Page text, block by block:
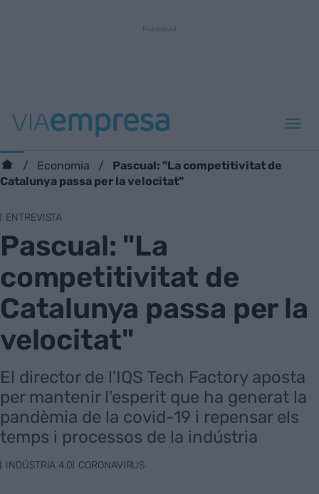
Economia
Pascual: "La competitivitat de
Catalunya passa per la velocitat"
ENTREVISTA
Pascual: "La
competitivitat de
Catalunya passa per la
velocitat"
El director de l'IQS Tech Factory aposta
per mantenir l'esperit que ha generat la
pandèmia de la covid-19 i repensar els
temps i processos de la indústria
INDÚSTRIA 4.0 CORONAVIRUS